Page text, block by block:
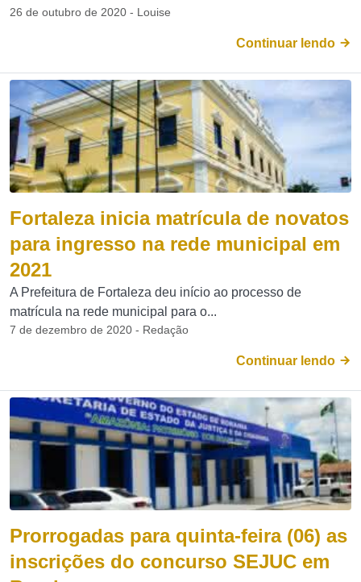
26 de outubro de 2020 - Louise
Continuar lendo
Fortaleza inicia matrícula de novatos
para ingresso na rede municipal em
2021
A Prefeitura de Fortaleza deu início ao processo de
matrícula na rede municipal para o...
7 de dezembro de 2020 - Redação
Continuar lendo
Prorrogadas para quinta-feira (06) as
inscrições do concurso SEJUC em